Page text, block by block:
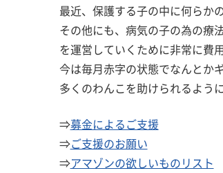
最近、保護する子の中に何らか
その他にも、病気の子の為の療
を運営していくために非常に費
今は毎月赤字の状態でなんとか
多くのわんこを助けられるよう
⇒募金によるご支援
⇒ご支援のお願い
⇒アマゾンの欲しいものリスト